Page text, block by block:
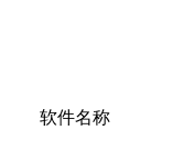
软件名称